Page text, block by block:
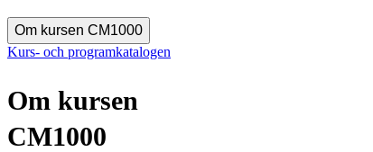
Om kursen CM1000
Kurs- och programkatalogen
Om kursen
CM1000